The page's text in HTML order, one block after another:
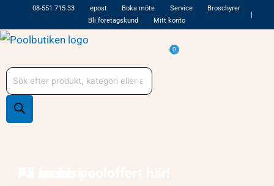
till
innehåll
08-551 715 33 epost Boka möte Service
Broschyrer
Bli företagskund
Mitt konto
0
Varukorg
Produktsökning